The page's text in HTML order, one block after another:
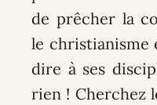
de prêcher la
le christianisme
dire à ses
rien ! Cherchez